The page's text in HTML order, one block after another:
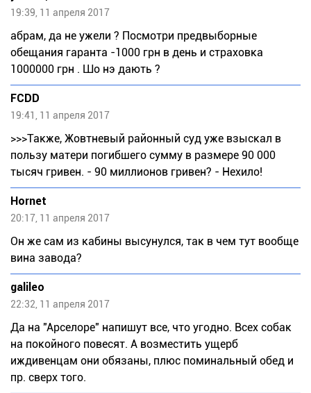
19:39, 11 апреля 2017
абрам, да не ужели ? Посмотри предвыборные
обещания гаранта -1000 грн в день и страховка
1000000 грн . Шо нэ дають ?
FCDD
19:41, 11 апреля 2017
>>>Также, Жовтневый районный суд уже взыскал в
пользу матери погибшего сумму в размере 90 000
тысяч гривен. - 90 миллионов гривен? - Нехило!
Hornet
20:17, 11 апреля 2017
Он же сам из кабины высунулся, так в чем тут вообще
вина завода?
galileo
22:32, 11 апреля 2017
Да на "Арселоре" напишут все, что угодно. Всех собак
на покойного повесят. А возместить ущерб
иждивенцам они обязаны, плюс поминальный обед и
пр. сверх того.